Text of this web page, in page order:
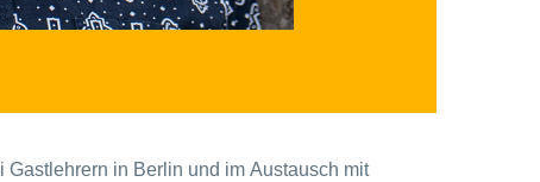
Gastlehrern in Berlin und im Austausch mit